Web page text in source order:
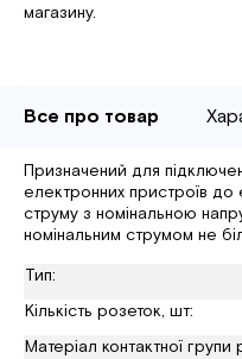
магазину.
Все про товар
Призначений для
електронних пристроїв до
струму з номінальною
номінальним струмом не
Тип:
Кількість розеток, шт:
Матеріал контактної групи